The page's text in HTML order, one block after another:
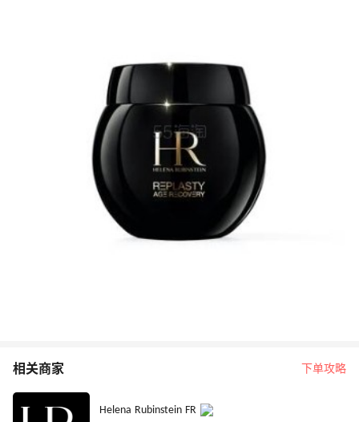
相关商家 下单攻略
Helena Rubinstein FR